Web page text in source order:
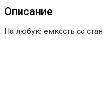
Описание
На любую емкость со